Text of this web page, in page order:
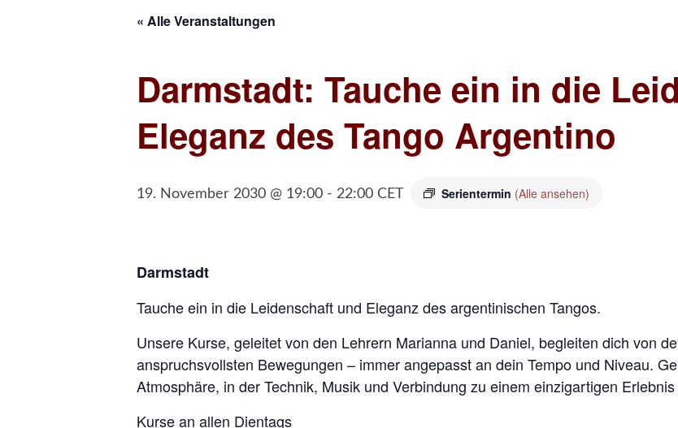
« Alle Veranstaltungen
Darmstadt: Tauche ein in die
Eleganz des Tango Argentino
19. November 2030 @ 19:00 - 22:00 CET Serientermin (Alle ansehen)
Darmstadt
Tauche ein in die Leidenschaft und Eleganz des argentinischen Tangos.
Unsere Kurse, geleitet von den Lehrern Marianna und Daniel, begleiten dich von
anspruchsvollsten Bewegungen – immer angepasst an dein Tempo und Niveau.
Atmosphäre, in der Technik, Musik und Verbindung zu einem einzigartigen
Kurse an allen Dientags